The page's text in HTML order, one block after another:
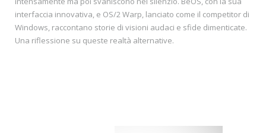
interfaccia innovativa, e OS/2 Warp, lanciato come il competitor di
Windows, raccontano storie di visioni audaci e sfide dimenticate.
Una riflessione su queste realtà alternative.